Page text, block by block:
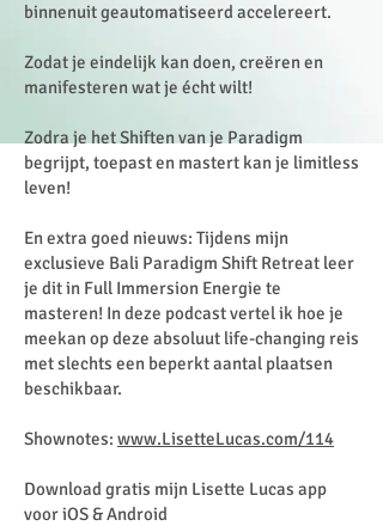
binnenuit geautomatiseerd accelereert.
Zodat je eindelijk kan doen, creëren en
manifesteren wat je écht wilt!
Zodra je het Shiften van je Paradigm
begrijpt, toepast en mastert kan je limitless
leven!
En extra goed nieuws: Tijdens mijn
exclusieve Bali Paradigm Shift Retreat leer
je dit in Full Immersion Energie te
masteren! In deze podcast vertel ik hoe je
meekan op deze absoluut life-changing reis
met slechts een beperkt aantal plaatsen
beschikbaar.
Shownotes: www.LisetteLucas.com/114
Download gratis mijn Lisette Lucas app
voor iOS & Android